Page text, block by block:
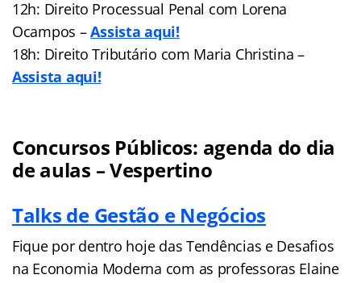
12h: Direito Processual Penal com Lorena
Ocampos –Assista aqui!
18h: Direito Tributário com Maria Christina –
Assista aqui!
Concursos Públicos: agenda do dia
de aulas – Vespertino
Talks de Gestão e Negócios
Fique por dentro hoje das Tendências e Desafios
na Economia Moderna com as professoras Elaine